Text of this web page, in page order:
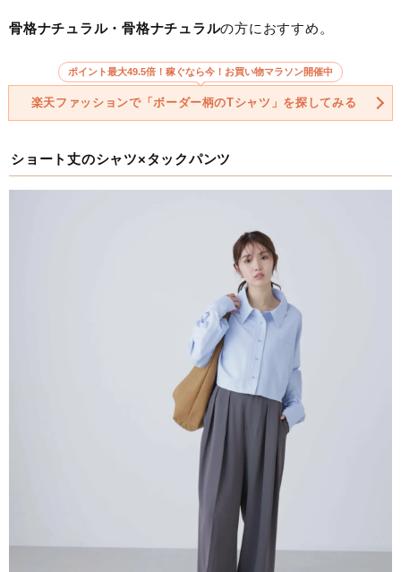
骨格ナチュラル・骨格ナチュラルの方におすすめ。
ポイント最大49.5倍！稼ぐなら今！お買い物マラソン開催中
楽天ファッションで「ボーダー柄のTシャツ」を探してみる
ショート丈のシャツ×タックパンツ